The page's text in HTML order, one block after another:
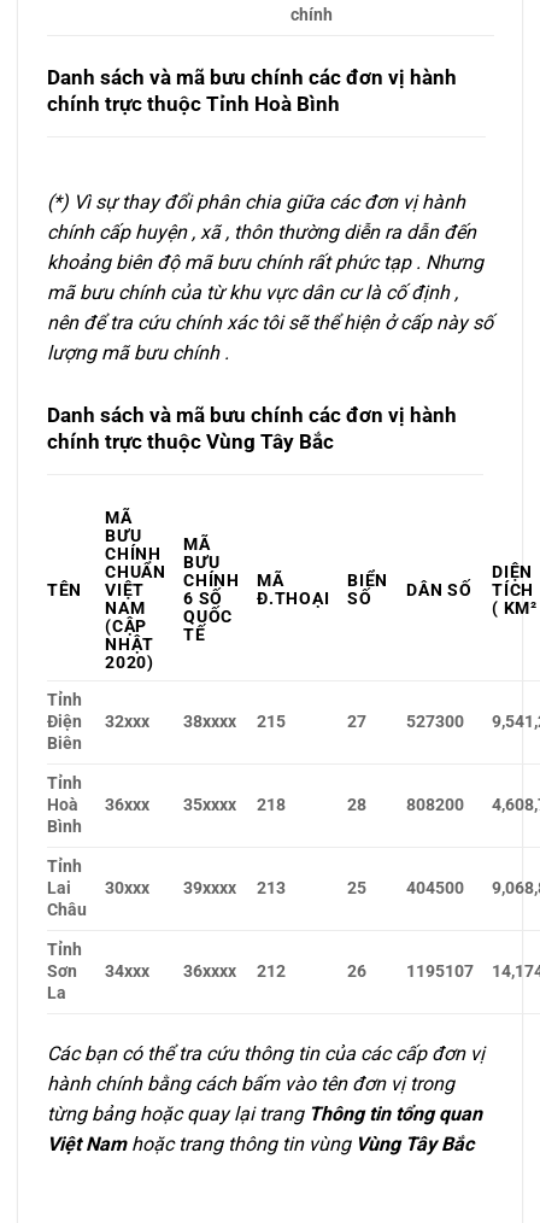
chính
Danh sách và mã bưu chính các đơn vị hành
chính trực thuộc Tỉnh Hoà Bình
(*) Vì sự thay đổi phân chia giữa các đơn vị hành
chính cấp huyện , xã , thôn thường diễn ra dẫn đến
khoảng biên độ mã bưu chính rất phức tạp . Nhưng
mã bưu chính của từ khu vực dân cư là cố định ,
nên để tra cứu chính xác tôi sẽ thể hiện ở cấp này số
lượng mã bưu chính .
Danh sách và mã bưu chính các đơn vị hành
chính trực thuộc Vùng Tây Bắc
TÊN
MÃ
BƯU
CHÍNH
CHUẨN
VIỆT
NAM
(CẬP
NHẬT
2020)
MÃ
BƯU
CHÍNH
6 SỐ
QUỐC
TẾ
MÃ
Đ.THOẠI
BIỂN
SỐ
DÂN SỐ
DIỆN
TÍCH
(
Tỉnh
Điện
Biên
32xxx 38xxxx 215 27 527300
Tỉnh
Hoà
Bình
36xxx 35xxxx 218 28 808200
Tỉnh
Lai
Châu
30xxx 39xxxx 213 25 404500
Tỉnh
Sơn
La
34xxx 36xxxx 212 26 1195107
Các bạn có thể tra cứu thông tin của các cấp đơn vị
hành chính bằng cách bấm vào tên đơn vị trong
từng bảng hoặc quay lại trang Thông tin tổng quan
Việt Nam hoặc trang thông tin vùng Vùng Tây Bắc